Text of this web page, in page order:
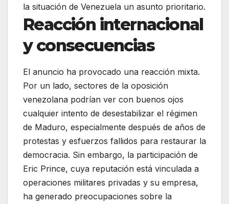
la situación de Venezuela un asunto prioritario.
Reacción internacional
y consecuencias
El anuncio ha provocado una reacción mixta.
Por un lado, sectores de la oposición
venezolana podrían ver con buenos ojos
cualquier intento de desestabilizar el régimen
de Maduro, especialmente después de años de
protestas y esfuerzos fallidos para restaurar la
democracia. Sin embargo, la participación de
Eric Prince, cuya reputación está vinculada a
operaciones militares privadas y su empresa,
ha generado preocupaciones sobre la